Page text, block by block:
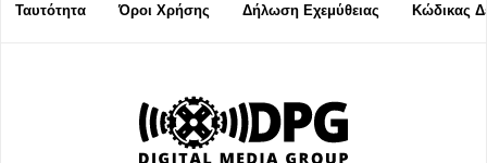
Ταυτότητα Όροι Χρήσης Δήλωση Εχεμύθειας Κώδικας